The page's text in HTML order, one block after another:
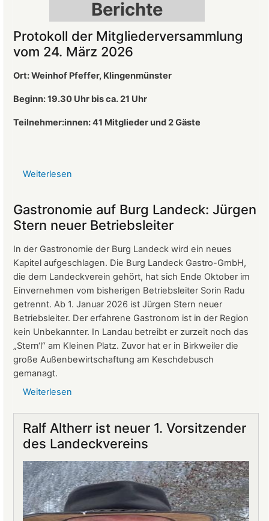
Berichte
Protokoll der Mitgliederversammlung
vom 24. März 2026
Ort: Weinhof Pfeffer, Klingenmünster
Beginn: 19.30 Uhr bis ca. 21 Uhr
Teilnehmer:innen: 41 Mitglieder und 2 Gäste
Weiterlesen
der
Mitgliederversammlung
vom
März
2026
Gastronomie auf Burg Landeck: Jürgen
Stern neuer Betriebsleiter
In der Gastronomie der Burg Landeck wird ein neues
Kapitel aufgeschlagen. Die Burg Landeck Gastro-GmbH,
die dem Landeckverein gehört, hat sich Ende Oktober im
Einvernehmen vom bisherigen Betriebsleiter Sorin Radu
getrennt. Ab 1. Januar 2026 ist Jürgen Stern neuer
Betriebsleiter. Der erfahrene Gastronom ist in der Region
kein Unbekannter. In Landau betreibt er zurzeit noch das
„Stern‘l“ am Kleinen Platz. Zuvor hat er in Birkweiler die
große Außenbewirtschaftung am Keschdebusch
gemanagt.
Weiterlesen
Burg
Landeck:
Jürgen
Stern
neuer
Betriebsleiter
Ralf Altherr ist neuer 1. Vorsitzender
des Landeckvereins